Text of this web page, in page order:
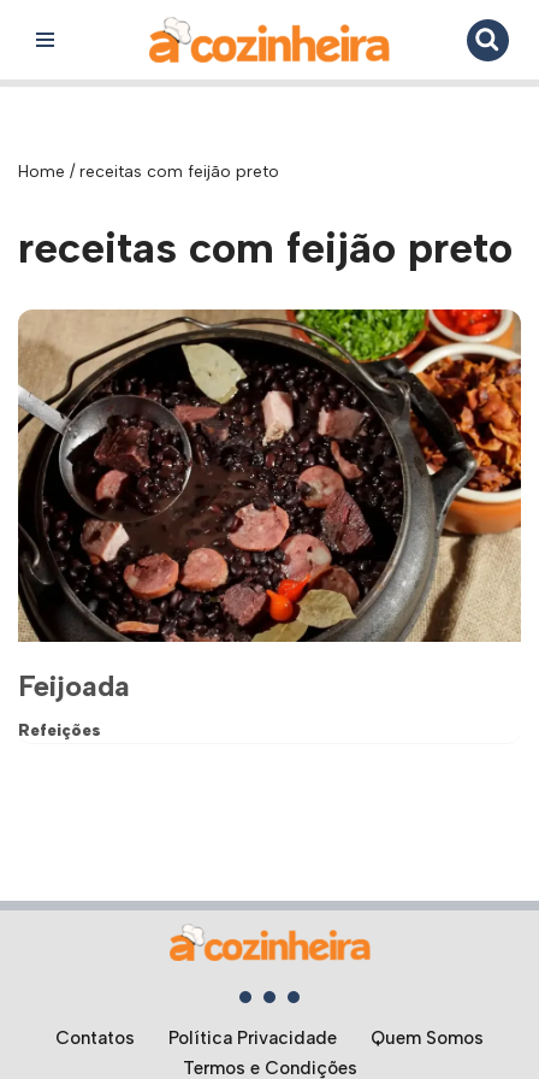
para
Home /receitas com feijão preto
receitas com feijão preto
Feijoada
Refeições
Contatos Política Privacidade
Quem Somos
Termos e Condições